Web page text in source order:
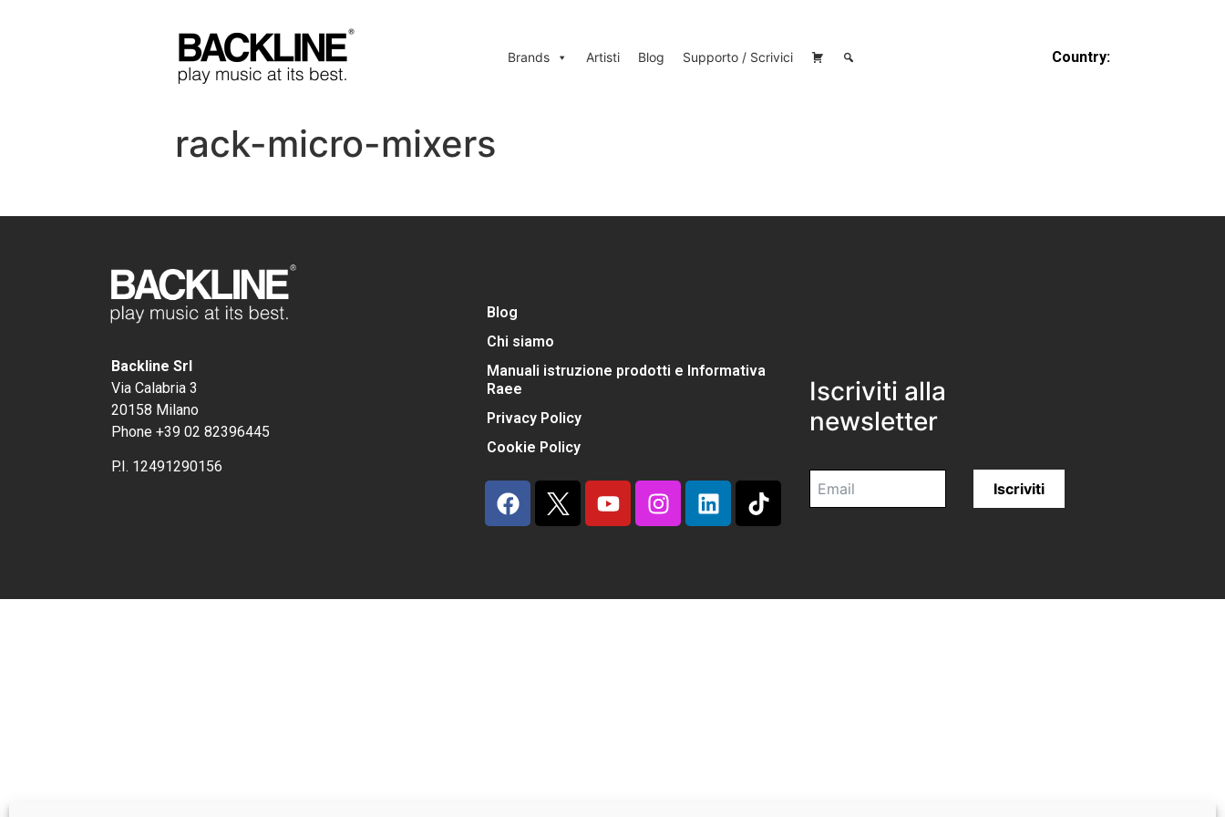
Brands Artisti Blog Supporto / Scrivici Country:
rack-micro-mixers
Backline Srl
Via Calabria 3
20158 Milano
Phone +39 02 82396445
P.I. 12491290156
Blog
Chi siamo
Manuali istruzione prodotti e Informativa
Raee
Privacy Policy
Cookie Policy
Iscriviti alla
newsletter
Iscriviti